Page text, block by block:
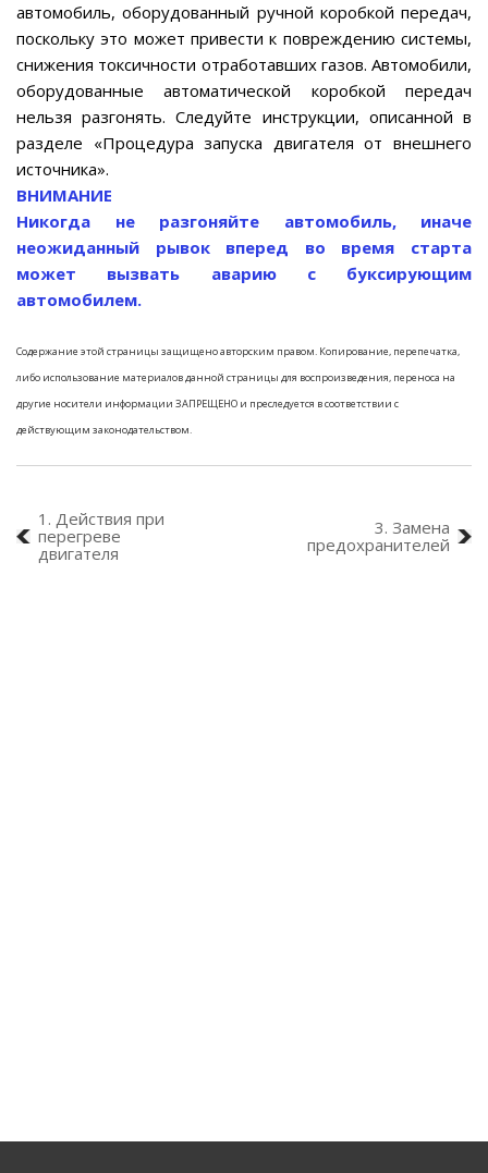
автомобиль, оборудованный ручной коробкой передач,
поскольку это может привести к повреждению системы,
снижения токсичности отработавших газов. Автомобили,
оборудованные автоматической коробкой передач
нельзя разгонять. Следуйте инструкции, описанной в
разделе «Процедура запуска двигателя от внешнего
источника».
ВНИМАНИЕ
Никогда не разгоняйте автомобиль, иначе
неожиданный рывок вперед во время старта
может вызвать аварию с буксирующим
автомобилем.
Содержание этой страницы защищено авторским правом. Копирование, перепечатка,
либо использование материалов данной страницы для воспроизведения, переноса на
другие носители информации ЗАПРЕЩЕНО и преследуется в соответствии с
действующим законодательством.
1. Действия при
перегреве
двигателя
3. Замена
предохранителей